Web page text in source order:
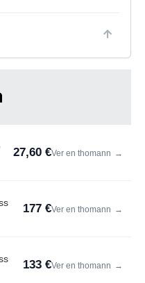
27,60 €Ver en thomann →
177 €Ver en thomann →
133 €Ver en thomann →